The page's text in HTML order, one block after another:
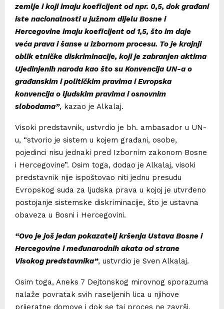
zemlje i koji imaju koeficijent od npr. 0,5, dok građani
iste nacionalnosti u južnom dijelu Bosne i
Hercegovine imaju koeficijent od 1,5, što im daje
veća prava i šanse u izbornom procesu. To je krajnji
oblik etničke diskriminacije, koji je zabranjen aktima
Ujedinjenih naroda kao što su Konvencija UN-a o
građanskim i političkim pravima i Evropska
konvencija o ljudskim pravima i osnovnim
slobodama”, kazao je Alkalaj.
Visoki predstavnik, ustvrdio je bh. ambasador u UN-
u, “stvorio je sistem u kojem građani, osobe,
pojedinci nisu jednaki pred Izbornim zakonom Bosne
i Hercegovine”. Osim toga, dodao je Alkalaj, visoki
predstavnik nije ispoštovao niti jednu presudu
Evropskog suda za ljudska prava u kojoj je utvrđeno
postojanje sistemske diskriminacije, što je ustavna
obaveza u Bosni i Hercegovini.
“Ovo je još jedan pokazatelj kršenja Ustava Bosne i
Hercegovine i međunarodnih akata od strane
Visokog predstavnika”, ustvrdio je Sven Alkalaj.
Osim toga, Aneks 7 Dejtonskog mirovnog sporazuma
nalaže povratak svih raseljenih lica u njihove
prijeratne domove i dok se taj proces ne završi,